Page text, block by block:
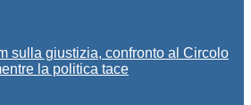
sulla giustizia, confronto al Circolo
la politica tace